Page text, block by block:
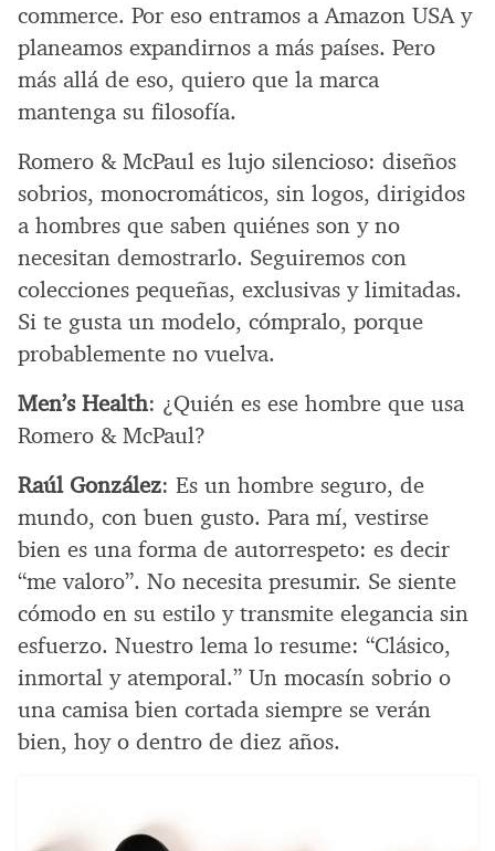
commerce. Por eso entramos a Amazon USA y
planeamos expandirnos a más países. Pero
más allá de eso, quiero que la marca
mantenga su filosofía.
Romero & McPaul es lujo silencioso: diseños
sobrios, monocromáticos, sin logos, dirigidos
a hombres que saben quiénes son y no
necesitan demostrarlo. Seguiremos con
colecciones pequeñas, exclusivas y limitadas.
Si te gusta un modelo, cómpralo, porque
probablemente no vuelva.
Men’s Health: ¿Quién es ese hombre que usa
Romero & McPaul?
Raúl González: Es un hombre seguro, de
mundo, con buen gusto. Para mí, vestirse
bien es una forma de autorrespeto: es decir
“me valoro”. No necesita presumir. Se siente
cómodo en su estilo y transmite elegancia sin
esfuerzo. Nuestro lema lo resume: “Clásico,
inmortal y atemporal.” Un mocasín sobrio o
una camisa bien cortada siempre se verán
bien, hoy o dentro de diez años.